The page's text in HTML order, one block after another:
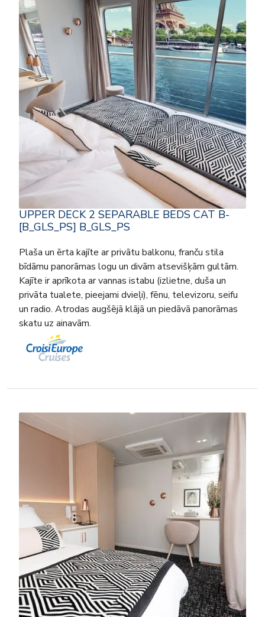
UPPER DECK 2 SEPARABLE BEDS CAT B-
[B_GLS_PS] B_GLS_PS
Plaša un ērta kajīte ar privātu balkonu, franču stila
bīdāmu panorāmas logu un divām atsevišķām gultām.
Kajīte ir aprīkota ar vannas istabu (izlietne, duša un
privāta tualete, pieejami dvieļi), fēnu, televizoru, seifu
un radio. Atrodas augšējā klājā un piedāvā panorāmas
skatu uz ainavām.